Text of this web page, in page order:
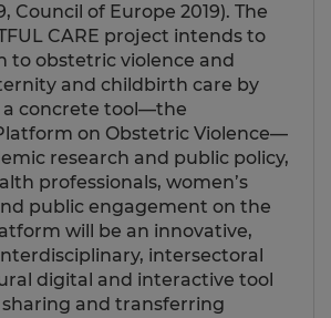
Council of Europe 2019). The
CARE project intends to
to obstetric violence and
and childbirth care by
concrete tool—the
on Obstetric Violence—
research and public policy,
professionals, women’s
public engagement on the
will be an innovative,
intersectoral
digital and interactive tool
and transferring